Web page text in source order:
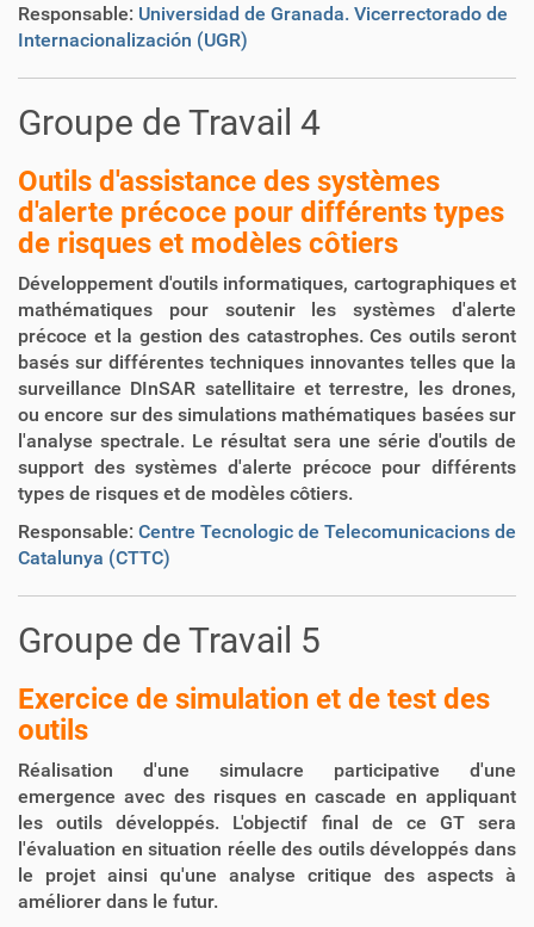
Responsable: Universidad de Granada. Vicerrectorado de
Internacionalización (UGR)
Groupe de Travail 4
Outils d'assistance des systèmes
d'alerte précoce pour différents types
de risques et modèles côtiers
Développement d'outils informatiques, cartographiques et
mathématiques pour soutenir les systèmes d'alerte
précoce et la gestion des catastrophes. Ces outils seront
basés sur différentes techniques innovantes telles que la
surveillance DInSAR satellitaire et terrestre, les drones,
ou encore sur des simulations mathématiques basées sur
l'analyse spectrale. Le résultat sera une série d'outils de
support des systèmes d'alerte précoce pour différents
types de risques et de modèles côtiers.
Responsable: Centre Tecnologic de Telecomunicacions de
Catalunya (CTTC)
Groupe de Travail 5
Exercice de simulation et de test des
outils
Réalisation d'une simulacre participative d'une
emergence avec des risques en cascade en appliquant
les outils développés. L'objectif final de ce GT sera
l'évaluation en situation réelle des outils développés dans
le projet ainsi qu'une analyse critique des aspects à
améliorer dans le futur.